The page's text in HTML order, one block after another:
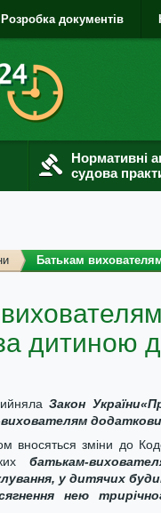
Розробка документів
Нормативні
судова
Батькам
дитиною
Закон
вносяться зміни до
батькам-
у дитячих
нею